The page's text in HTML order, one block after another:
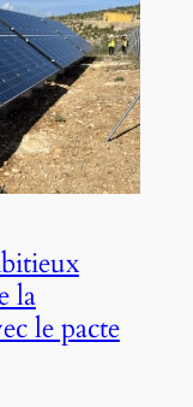
la
le pacte